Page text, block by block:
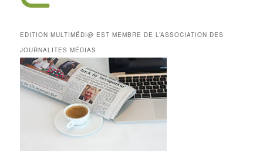
EDITION MULTIMÉDI@ EST MEMBRE DE L’ASSOCIATION DES
JOURNALITES MÉDIAS